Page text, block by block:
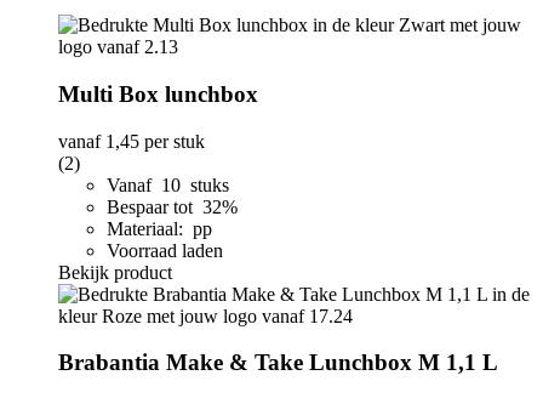
Multi Box lunchbox
vanaf 1,45 per stuk
(2)
Vanaf 10 stuks
Bespaar tot 32%
Materiaal: pp
Voorraad laden
Bekijk product
Brabantia Make & Take Lunchbox M 1,1 L